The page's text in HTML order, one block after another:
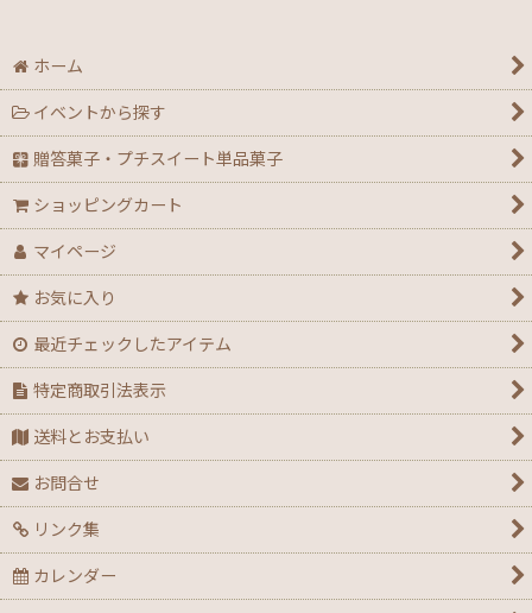
ホーム
イベントから探す
贈答菓子・プチスイート単品菓子
ショッピングカート
マイページ
お気に入り
最近チェックしたアイテム
特定商取引法表示
送料とお支払い
お問合せ
リンク集
カレンダー